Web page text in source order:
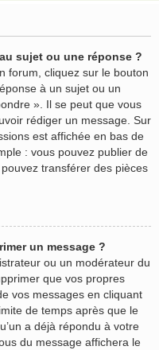
sujet ou une réponse ?
forum, cliquez sur le bouton
à un sujet ou un
». Il se peut que vous
rédiger un message. Sur
est affichée en bas de
: vous pouvez publier de
transférer des pièces
un message ?
ou un modérateur du
que vos propres
vos messages en cliquant
de temps après que le
a déjà répondu à votre
du message affichera le